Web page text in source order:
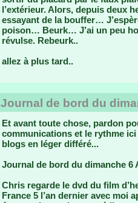
l’extérieur. Alors, depuis deux
essayant de la bouffer…
poison… Beurk… J’ai un peu
révulse. Rebeurk..
allez à plus tard..
Journal de bord du
Et avant toute chose, pardon
communications et le rythme
blogs en léger différé...
Journal de bord du dimanche 6
Chris regarde le dvd du film
France 5 l’an dernier avec moi